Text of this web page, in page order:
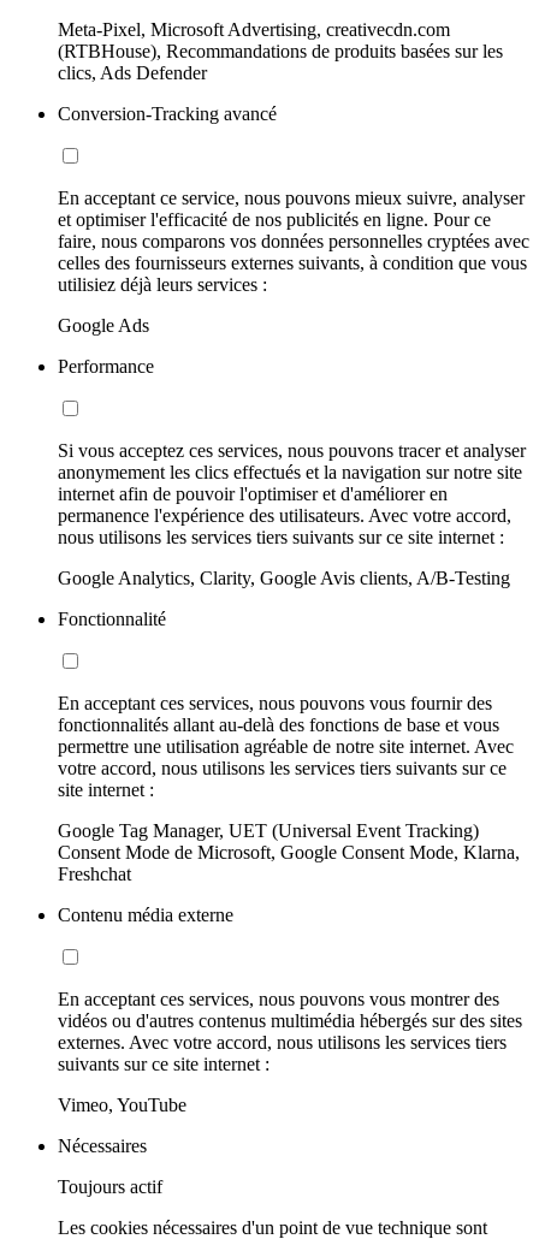
Meta-Pixel, Microsoft Advertising, creativecdn.com
(RTBHouse), Recommandations de produits basées sur les
clics, Ads Defender
Conversion-Tracking avancé
En acceptant ce service, nous pouvons mieux suivre, analyser
et optimiser l'efficacité de nos publicités en ligne. Pour ce
faire, nous comparons vos données personnelles cryptées avec
celles des fournisseurs externes suivants, à condition que vous
utilisiez déjà leurs services :
Google Ads
Performance
Si vous acceptez ces services, nous pouvons tracer et analyser
anonymement les clics effectués et la navigation sur notre site
internet afin de pouvoir l'optimiser et d'améliorer en
permanence l'expérience des utilisateurs. Avec votre accord,
nous utilisons les services tiers suivants sur ce site internet :
Google Analytics, Clarity, Google Avis clients, A/B-Testing
Fonctionnalité
En acceptant ces services, nous pouvons vous fournir des
fonctionnalités allant au-delà des fonctions de base et vous
permettre une utilisation agréable de notre site internet. Avec
votre accord, nous utilisons les services tiers suivants sur ce
site internet :
Google Tag Manager, UET (Universal Event Tracking)
Consent Mode de Microsoft, Google Consent Mode, Klarna,
Freshchat
Contenu média externe
En acceptant ces services, nous pouvons vous montrer des
vidéos ou d'autres contenus multimédia hébergés sur des sites
externes. Avec votre accord, nous utilisons les services tiers
suivants sur ce site internet :
Vimeo, YouTube
Nécessaires
Toujours actif
Les cookies nécessaires d'un point de vue technique sont